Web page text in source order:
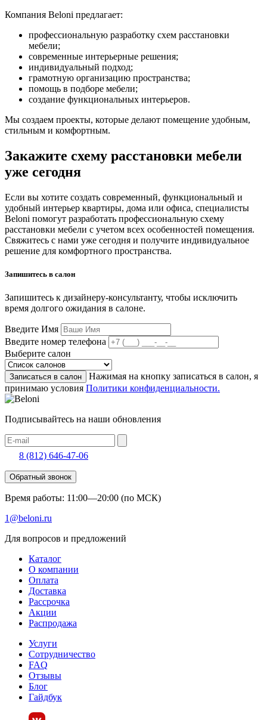
Компания Beloni предлагает:
профессиональную разработку схем расстановки
мебели;
современные интерьерные решения;
индивидуальный подход;
грамотную организацию пространства;
помощь в подборе мебели;
создание функциональных интерьеров.
Мы создаем проекты, которые делают помещение удобным,
стильным и комфортным.
Закажите схему расстановки мебели
уже сегодня
Если вы хотите создать современный, функциональный и
удобный интерьер квартиры, дома или офиса, специалисты
Beloni помогут разработать профессиональную схему
расстановки мебели с учетом всех особенностей помещения.
Свяжитесь с нами уже сегодня и получите индивидуальное
решение для комфортного пространства.
Запишитесь в салон
Запишитесь к дизайнеру-консультанту, чтобы исключить
время долгого ожидания в салоне.
Введите Имя
Введите номер телефона
Выберите салон
Записаться в салон
Нажимая на кнопку записаться в салон, я
принимаю условия Политики конфиденциальности.
Подписывайтесь на наши обновления
8 (812) 646-47-06
Обратный звонок
Время работы: 11:00—20:00 (по МСК)
1@beloni.ru
Для вопросов и предложений
Каталог
О компании
Оплата
Доставка
Рассрочка
Акции
Распродажа
Услуги
Сотрудничество
FAQ
Отзывы
Блог
Гайдбук